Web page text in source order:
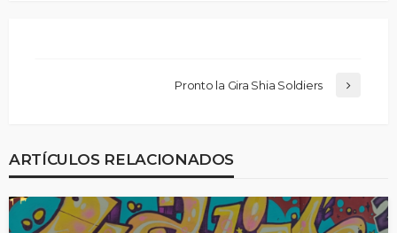
Pronto la Gira Shia Soldiers
ARTÍCULOS RELACIONADOS